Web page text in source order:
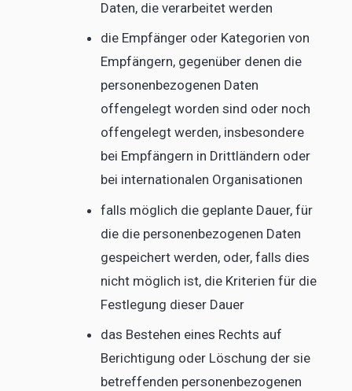
Daten, die verarbeitet werden
die Empfänger oder Kategorien von
Empfängern, gegenüber denen die
personenbezogenen Daten
offengelegt worden sind oder noch
offengelegt werden, insbesondere
bei Empfängern in Drittländern oder
bei internationalen Organisationen
falls möglich die geplante Dauer, für
die die personenbezogenen Daten
gespeichert werden, oder, falls dies
nicht möglich ist, die Kriterien für die
Festlegung dieser Dauer
das Bestehen eines Rechts auf
Berichtigung oder Löschung der sie
betreffenden personenbezogenen